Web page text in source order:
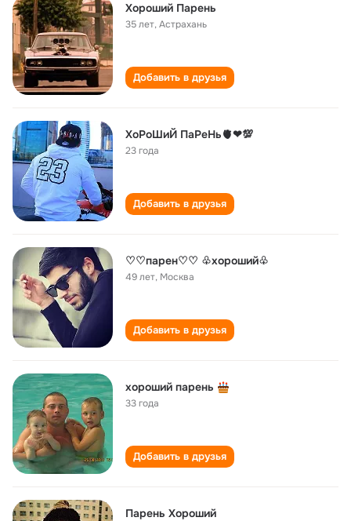
Хороший Парень
35 лет,Астрахань
Добавить в друзья
ХоРоШиЙ ПаРеНь🫀❤💯
23 года
Добавить в друзья
♡♡парен♡♡ ♧хороший♧
49 лет, Москва
Добавить в друзья
хороший парень
33 года
Добавить в друзья
Парень Хороший